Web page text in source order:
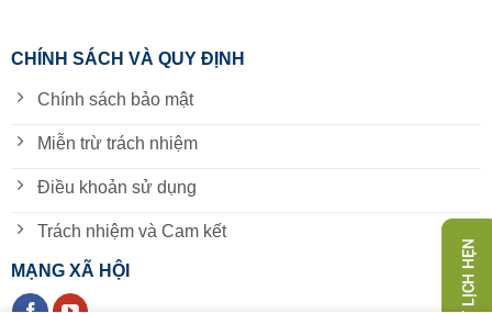
CHÍNH SÁCH VÀ QUY ĐỊNH
Chính sách bảo mật
Miễn trừ trách nhiệm
Điều khoản sử dụng
Trách nhiệm và Cam kết
MẠNG XÃ HỘI